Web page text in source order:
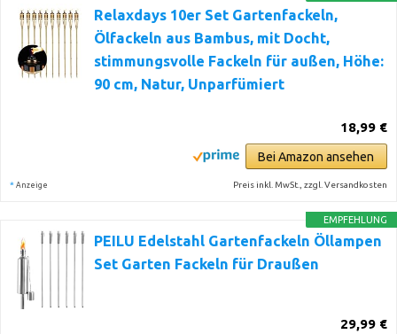
Relaxdays 10er Set Gartenfackeln,
Ölfackeln aus Bambus, mit Docht,
stimmungsvolle Fackeln für außen, Höhe:
90 cm, Natur, Unparfümiert
18,99 €
Bei Amazon ansehen
* Anzeige Preis inkl. MwSt., zzgl. Versandkosten
EMPFEHLUNG
PEILU Edelstahl Gartenfackeln Öllampen
Set Garten Fackeln für Draußen
29,99 €